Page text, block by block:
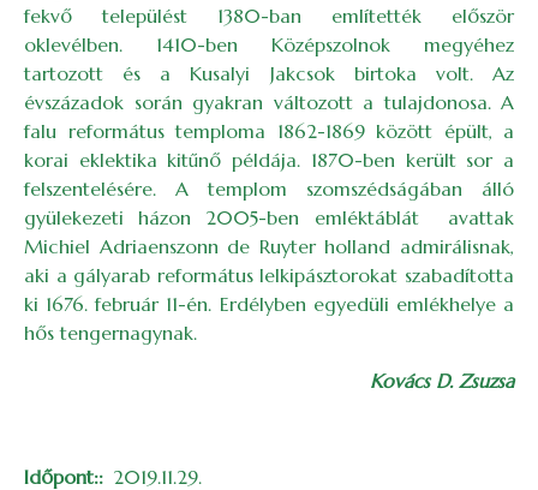
fekvő települést 1380-ban említették először
oklevélben. 1410-ben Középszolnok megyéhez
tartozott és a Kusalyi Jakcsok birtoka volt. Az
évszázadok során gyakran változott a tulajdonosa. A
falu református temploma 1862-1869 között épült, a
korai eklektika kitűnő példája. 1870-ben került sor a
felszentelésére. A templom szomszédságában álló
gyülekezeti házon 2005-ben emléktáblát avattak
Michiel Adriaenszonn de Ruyter holland admirálisnak,
aki a gályarab református lelkipásztorokat szabadította
ki 1676. február 11-én. Erdélyben egyedüli emlékhelye a
hős tengernagynak.
Kovács D. Zsuzsa
Időpont: 2019.11.29.